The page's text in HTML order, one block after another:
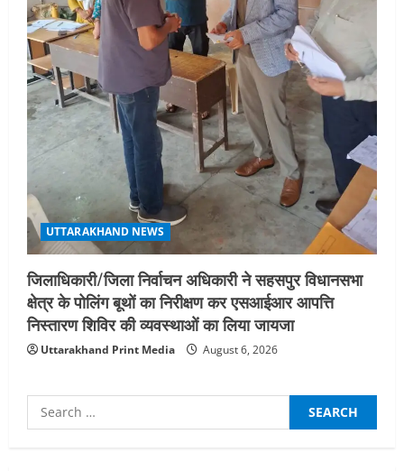
UTTARAKHAND NEWS
जिलाधिकारी/जिला निर्वाचन अधिकारी ने सहसपुर विधानसभा
क्षेत्र के पोलिंग बूथों का निरीक्षण कर एसआईआर आपत्ति
निस्तारण शिविर की व्यवस्थाओं का लिया जायजा
Uttarakhand Print Media August 6, 2026
Search
for: